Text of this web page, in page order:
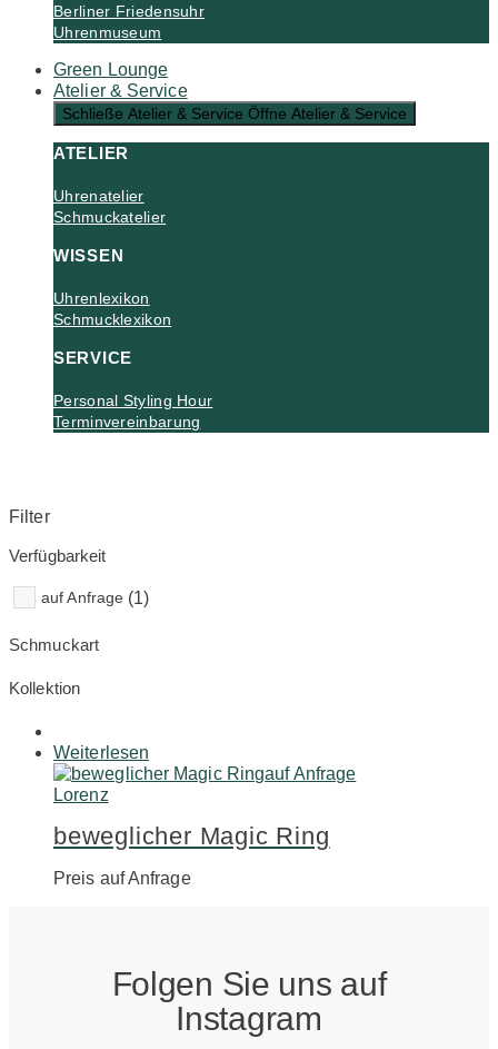
Berliner Friedensuhr
Uhrenmuseum
Green Lounge
Atelier & Service
Schließe Atelier & Service Öffne Atelier & Service
ATELIER
Uhrenatelier
Schmuckatelier
WISSEN
Uhrenlexikon
Schmucklexikon
SERVICE
Personal Styling Hour
Terminvereinbarung
Filter
Verfügbarkeit
auf Anfrage (1)
Schmuckart
Kollektion
Weiterlesen
auf Anfrage
Lorenz
beweglicher Magic Ring
Preis auf Anfrage
Folgen Sie uns auf
Instagram